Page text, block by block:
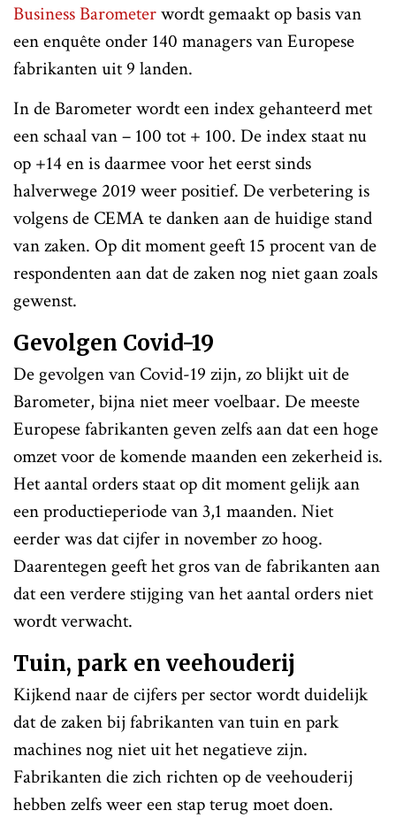
Business Barometerwordt gemaakt op basis van
een enquête onder 140 managers van Europese
fabrikanten uit 9 landen.
In de Barometer wordt een index gehanteerd met
een schaal van – 100 tot + 100. De index staat nu
op +14 en is daarmee voor het eerst sinds
halverwege 2019 weer positief. De verbetering is
volgens de CEMA te danken aan de huidige stand
van zaken. Op dit moment geeft 15 procent van de
respondenten aan dat de zaken nog niet gaan zoals
gewenst.
Gevolgen Covid-19
De gevolgen van Covid-19 zijn, zo blijkt uit de
Barometer, bijna niet meer voelbaar. De meeste
Europese fabrikanten geven zelfs aan dat een hoge
omzet voor de komende maanden een zekerheid is.
Het aantal orders staat op dit moment gelijk aan
een productieperiode van 3,1 maanden. Niet
eerder was dat cijfer in november zo hoog.
Daarentegen geeft het gros van de fabrikanten aan
dat een verdere stijging van het aantal orders niet
wordt verwacht.
Tuin, park en veehouderij
Kijkend naar de cijfers per sector wordt duidelijk
dat de zaken bij fabrikanten van tuin en park
machines nog niet uit het negatieve zijn.
Fabrikanten die zich richten op de veehouderij
hebben zelfs weer een stap terug moet doen.